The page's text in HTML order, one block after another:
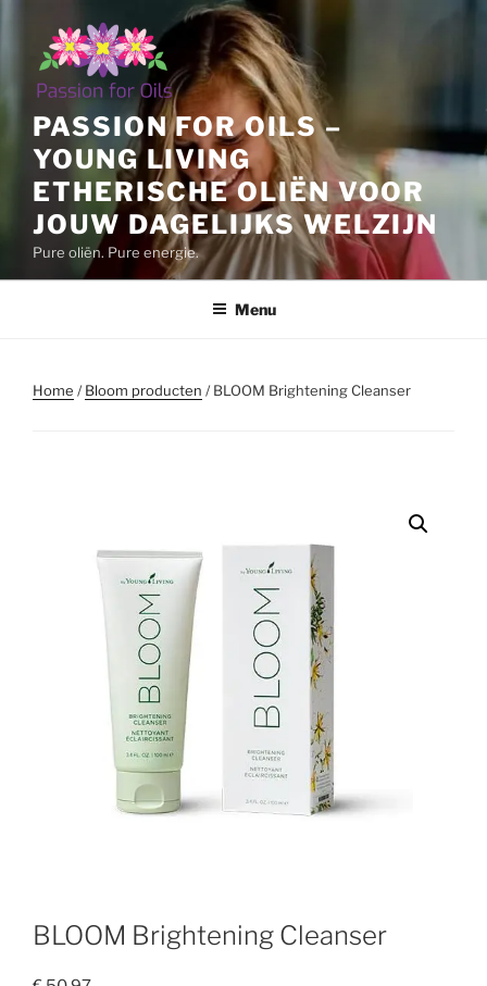
inhoud
PASSION FOR OILS –
YOUNG LIVING
ETHERISCHE OLIËN VOOR
JOUW DAGELIJKS WELZIJN
Pure oliën. Pure energie.
Menu
Home /Bloom producten / BLOOM Brightening Cleanser
BLOOM Brightening Cleanser